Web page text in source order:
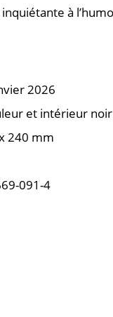
à
2026
et intérieur
240 mm
091-4